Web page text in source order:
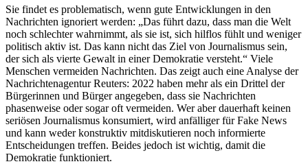
Sie findet es problematisch, wenn gute Entwicklungen in den
Nachrichten ignoriert werden: „Das führt dazu, dass man die Welt
noch schlechter wahrnimmt, als sie ist, sich hilflos fühlt und weniger
politisch aktiv ist. Das kann nicht das Ziel von Journalismus sein,
der sich als vierte Gewalt in einer Demokratie versteht.“ Viele
Menschen vermeiden Nachrichten. Das zeigt auch eine Analyse der
Nachrichtenagentur Reuters: 2022 haben mehr als ein Drittel der
Bürgerinnen und Bürger angegeben, dass sie Nachrichten
phasenweise oder sogar oft vermeiden. Wer aber dauerhaft keinen
seriösen Journalismus konsumiert, wird anfälliger für Fake News
und kann weder konstruktiv mitdiskutieren noch informierte
Entscheidungen treffen. Beides jedoch ist wichtig, damit die
Demokratie funktioniert.